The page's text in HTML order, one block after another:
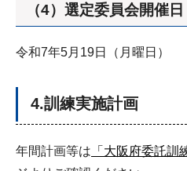
（4）選定委員会開催日
令和7年5月19日（月曜日）
4.訓練実施計画
年間計画等は 「大阪府委託